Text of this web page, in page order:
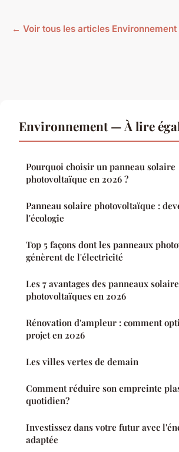
← Voir tous les articles Environnement
Environnement — À lire
Pourquoi choisir un panneau solaire
photovoltaïque en 2026 ?
Panneau solaire photovoltaïque :
l'écologie
Top 5 façons dont les panneaux
génèrent de l'électricité
Les 7 avantages des panneaux
photovoltaïques en 2026
Rénovation d'ampleur : comment
projet en 2026
Les villes vertes de demain
Comment réduire son empreinte
quotidien?
Investissez dans votre futur avec
adaptée